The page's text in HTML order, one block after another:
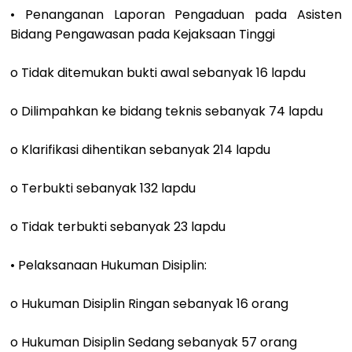
• Penanganan Laporan Pengaduan pada Asisten
Bidang Pengawasan pada Kejaksaan Tinggi
o Tidak ditemukan bukti awal sebanyak 16 lapdu
o Dilimpahkan ke bidang teknis sebanyak 74 lapdu
o Klarifikasi dihentikan sebanyak 214 lapdu
o Terbukti sebanyak 132 lapdu
o Tidak terbukti sebanyak 23 lapdu
• Pelaksanaan Hukuman Disiplin:
o Hukuman Disiplin Ringan sebanyak 16 orang
o Hukuman Disiplin Sedang sebanyak 57 orang